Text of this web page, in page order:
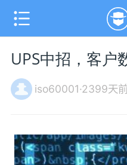
UPS中招，客户
iso60001·2399天